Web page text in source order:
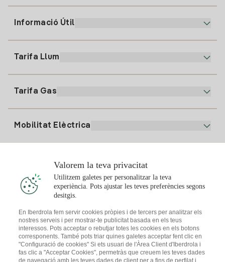
91 919 52 73
clientes@tuiberdrola.es
Informació Útil
Alta Gas
Tarifa Llum
Tarifa Gas
Mobilitat Elèctrica
Punts de Recàrrega
Simulador Plaques Solars
Comunitats Solars
T'interessa
Consells Llum
Consells Gas
Descarrega l'App Iberdola Clients
Valorem la teva privacitat
Utilitzem galetes per personalitzar la teva
experiència. Pots ajustar les teves preferències segons
desitgis.
En Iberdrola fem servir cookies pròpies i de tercers per analitzar els
nostres serveis i per mostrar-te publicitat basada en els teus
interessos. Pots acceptar o rebutjar totes les cookies en els botons
corresponents. També pots triar quines galetes acceptar fent clic en
"Configuració de cookies" Si ets usuari de l'Àrea Client d'Iberdrola i
fas clic a "Acceptar Cookies", permetràs que creuem les teves dades
de navegació amb les teves dades de client per a fins de perfilat i